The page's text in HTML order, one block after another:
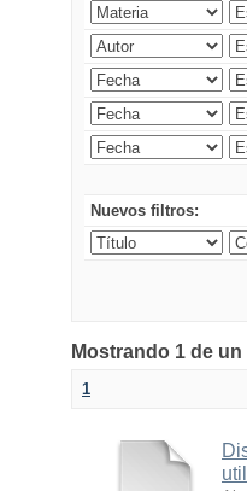
Nuevos filtros:
Mostrando 1 de
1